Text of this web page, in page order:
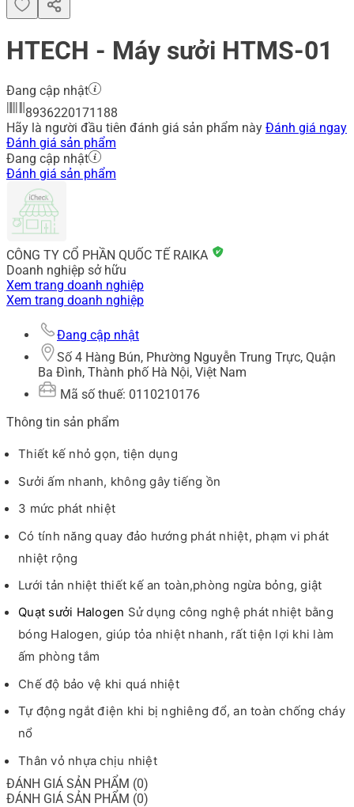
HTECH - Máy sưởi HTMS-01
Đang cập nhật
8936220171188
Hãy là người đầu tiên đánh giá sản phẩm này Đánh giá ngay
Đánh giá sản phẩm
Đang cập nhật
Đánh giá sản phẩm
CÔNG TY CỔ PHẦN QUỐC TẾ RAIKA
Doanh nghiệp sở hữu
Xem trang doanh nghiệp
Xem trang doanh nghiệp
Đang cập nhật
Số 4 Hàng Bún, Phường Nguyễn Trung Trực, Quận
Ba Đình, Thành phố Hà Nội, Việt Nam
Mã số thuế: 0110210176
Thông tin sản phẩm
Thiết kế nhỏ gọn, tiện dụng
Sưởi ấm nhanh, không gây tiếng ồn
3 mức phát nhiệt
Có tính năng quay đảo hướng phát nhiệt, phạm vi phát
nhiệt rộng
Lưới tản nhiệt thiết kế an toàn,phòng ngừa bỏng, giật
Quạt sưởi Halogen Sử dụng công nghệ phát nhiệt bằng
bóng Halogen, giúp tỏa nhiệt nhanh, rất tiện lợi khi làm
ấm phòng tắm
Chế độ bảo vệ khi quá nhiệt
Tự động ngắt điện khi bị nghiêng đổ, an toàn chống cháy
nổ
Thân vỏ nhựa chịu nhiệt
ĐÁNH GIÁ SẢN PHẨM (0)
ĐÁNH GIÁ SẢN PHẨM (0)